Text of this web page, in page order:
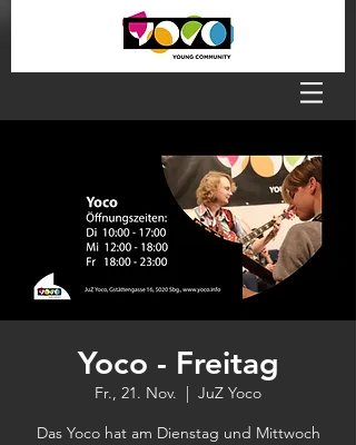
Yoco - Freitag
Fr., 21. Nov.
  |
JuZ Yoco
Das Yoco hat am Dienstag und Mittwoch